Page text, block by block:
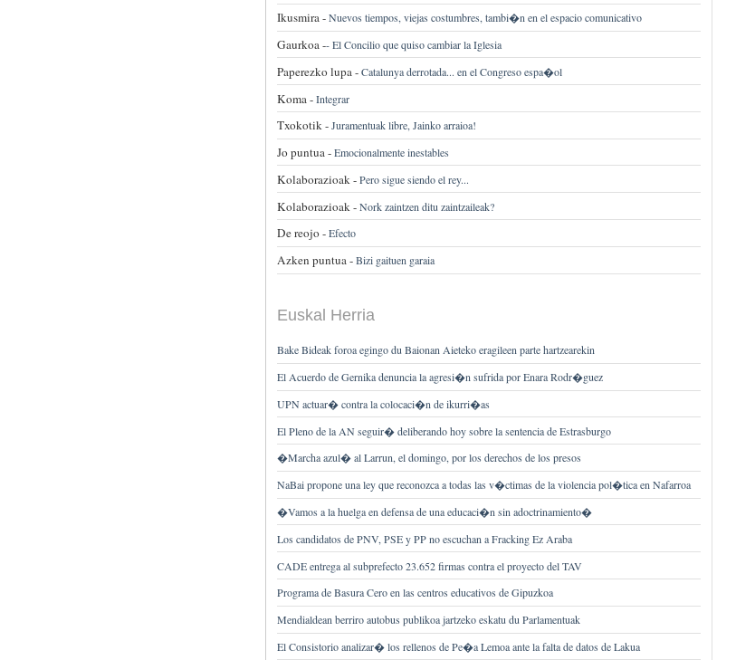
Ikusmira -Nuevos tiempos, viejas costumbres, tambi�n en el espacio comunicativo
Gaurkoa --El Concilio que quiso cambiar la Iglesia
Paperezko lupa -Catalunya derrotada... en el Congreso espa�ol
Koma -Integrar
Txokotik -Juramentuak libre, Jainko arraioa!
Jo puntua -Emocionalmente inestables
Kolaborazioak -Pero sigue siendo el rey...
Kolaborazioak -Nork zaintzen ditu zaintzaileak?
De reojo -Efecto
Azken puntua -Bizi gaituen garaia
Euskal Herria
Bake Bideak foroa egingo du Baionan Aieteko eragileen parte hartzearekin
El Acuerdo de Gernika denuncia la agresi�n sufrida por Enara Rodr�guez
UPN actuar� contra la colocaci�n de ikurri�as
El Pleno de la AN seguir� deliberando hoy sobre la sentencia de Estrasburgo
�Marcha azul� al Larrun, el domingo, por los derechos de los presos
NaBai propone una ley que reconozca a todas las v�ctimas de la violencia pol�tica en Nafarroa
�Vamos a la huelga en defensa de una educaci�n sin adoctrinamiento�
Los candidatos de PNV, PSE y PP no escuchan a Fracking Ez Araba
CADE entrega al subprefecto 23.652 firmas contra el proyecto del TAV
Programa de Basura Cero en las centros educativos de Gipuzkoa
Mendialdean berriro autobus publikoa jartzeko eskatu du Parlamentuak
El Consistorio analizar� los rellenos de Pe�a Lemoa ante la falta de datos de Lakua